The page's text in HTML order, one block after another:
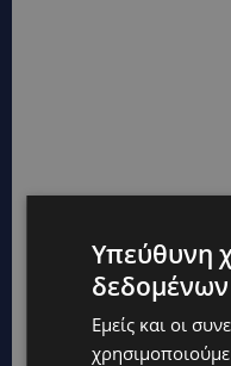
Hot this week
STORIES
Υπεύθυνη
Εμείς και οι